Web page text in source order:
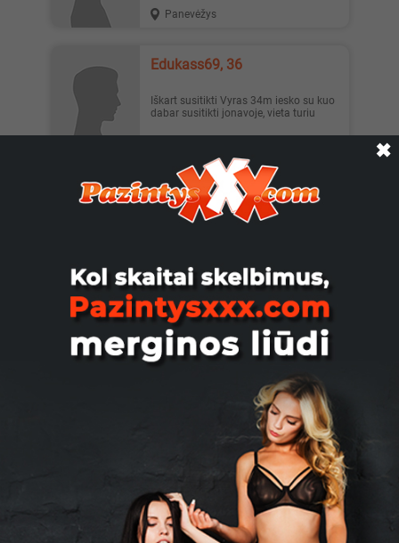
Panevėžys
Edukass69, 36
dabar susitikti jonavoje, vieta turiu
alexxxandra, 26
Vilnius
MaryHot, 37
Foot fetish Only for slavers !! I’m you
pabendrauti apie žmonas?
Marijampolė
✖